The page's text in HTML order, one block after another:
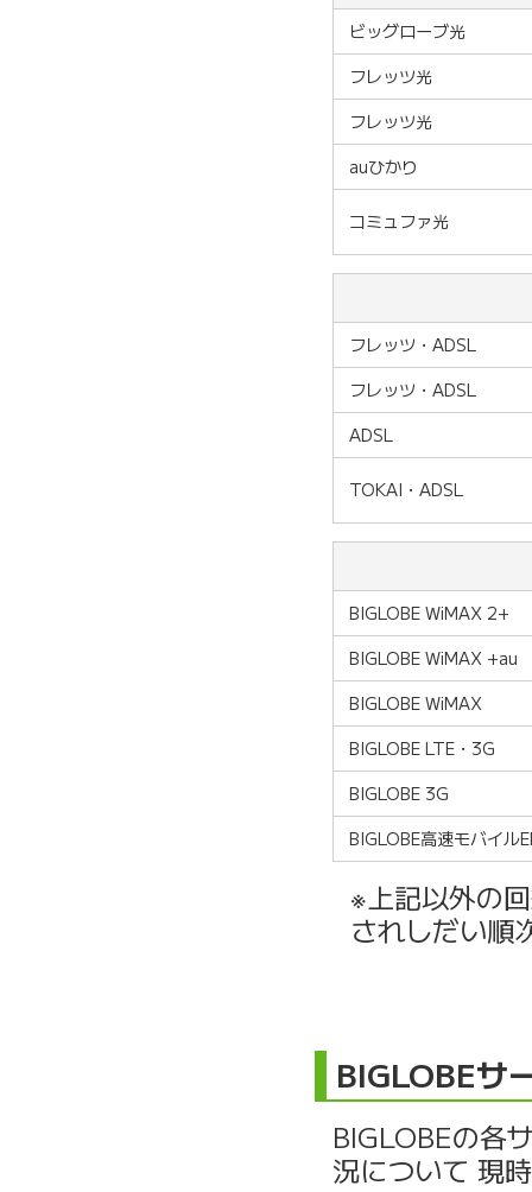
ビッグローブ光
フレッツ光
フレッツ光
auひかり
コミュファ光
フレッツ・ADSL
フレッツ・ADSL
ADSL
TOKAI・ADSL
BIGLOBE WiMAX 2+
BIGLOBE WiMAX +au
BIGLOBE WiMAX
BIGLOBE LTE・3G
BIGLOBE 3G
BIGLOBE高速モバイル
※上記以外の
されしだい順
BIGLOBEサ
BIGLOBEの各
況について 現